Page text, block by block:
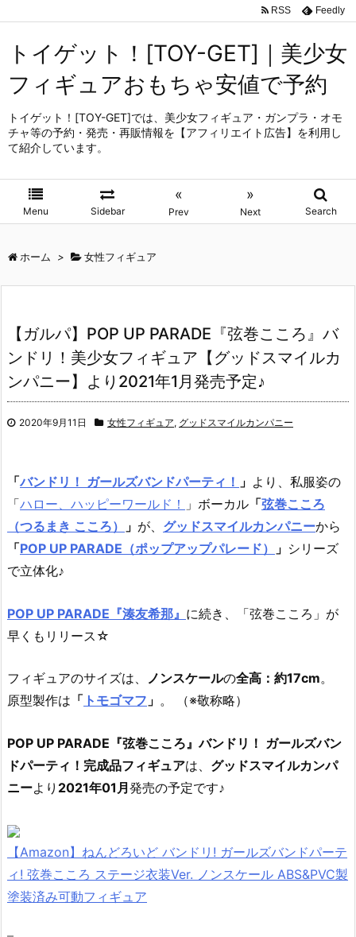
トイゲット！[TOY-GET]｜美少女
フィギュアおもちゃ安値で予約
トイゲット！[TOY-GET]では、美少女フィギュア・ガンプラ・オモ
チャ等の予約・発売・再販情報を【アフィリエイト広告】を利用し
て紹介しています。
Menu Sidebar
«
Prev
»
Next Search
RSS Feedly
ホーム > 女性フィギュア
【ガルパ】POP UP PARADE『弦巻こころ』バ
ンドリ！美少女フィギュア【グッドスマイルカ
ンパニー】より2021年1月発売予定♪
2020年9月11日 女性フィギュア, グッドスマイルカンパニー
「バンドリ！ ガールズバンドパーティ！ 」 より、私服姿の
「ハロー、ハッピーワールド！ 」ボーカル 「弦巻こころ
（つるまき こころ）
」 が、 グッドスマイルカンパニーから
「POP UP PARADE（ポップアップパレード） 」 シリーズ
で立体化♪
POP UP PARADE『湊友希那』 に続き、「弦巻こころ」が
早くもリリース☆
フィギュアのサイズは、 ノンスケールの全高：約17cm。
原型製作は 「 トモゴマフ 」 。 （※敬称略）
POP UP PARADE『弦巻こころ』バンドリ！ ガールズバン
ドパーティ！完成品フィギュアは、 グッドスマイルカンパ
ニーより 2021年01月発売の予定です♪
【Amazon】ねんどろいど バンドリ! ガールズバンドパーテ
ィ! 弦巻こころ ステージ衣装Ver. ノンスケール ABS&PVC製
塗装済み可動フィギュア